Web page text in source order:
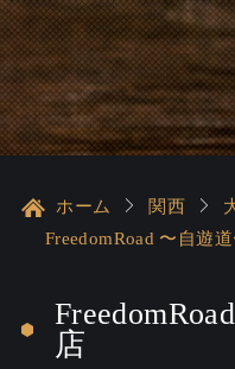
ホーム 関西
FreedomRoad 〜自遊
店